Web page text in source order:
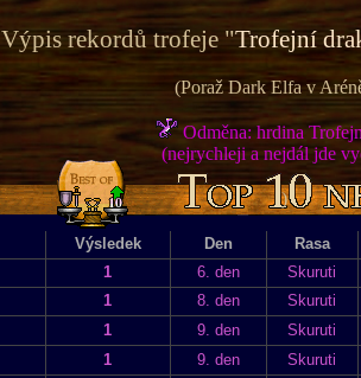
Výpis rekordů trofeje "Trofejní
(Poraž Dark Elfa v
Odměna: hrdina
(nejrychleji a nejdál jde
)
Výsledek Den Rasa
1 6. den Skuruti
1 8. den Skuruti
1 9. den Skuruti
1 9. den Skuruti